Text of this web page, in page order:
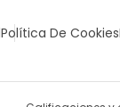
Política De Cookies